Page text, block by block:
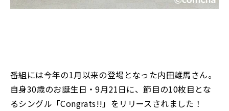
番組には今年の1月以来の登場となった内田雄馬さん。
自身30歳のお誕生日・9月21日に、節目の10枚目とな
るシングル「Congrats!!」をリリースされました！